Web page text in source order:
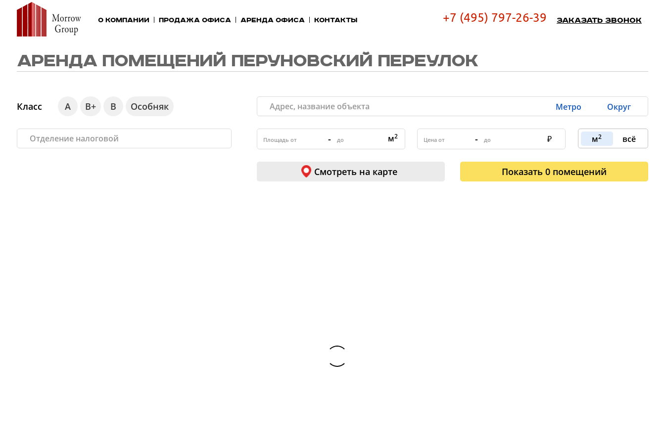
О компании Продажа офиса Аренда офиса Контакты +7 (495) 797-26-39 Заказать звонок
АРЕНДА ПОМЕЩЕНИЙ ПЕРУНОВСКИЙ ПЕРЕУЛОК
Класс А В+ В Особняк Метро Округ
- м2 - м2 всё
Смотреть на карте Показать0 помещений